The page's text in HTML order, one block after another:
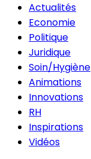
Actualités
Economie
Politique
Juridique
Soin/Hygiène
Animations
Innovations
RH
Inspirations
Vidéos